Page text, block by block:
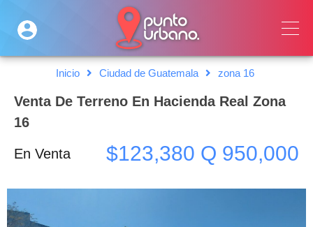
Inicio Ciudad de Guatemala zona 16
Venta De Terreno En Hacienda Real Zona
16
En Venta $123,380 Q 950,000